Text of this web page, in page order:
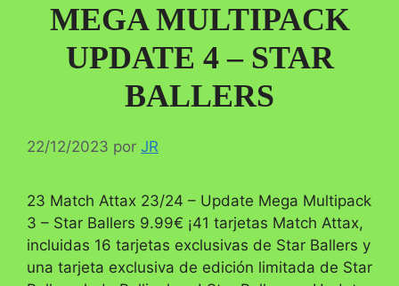
MEGA MULTIPACK
UPDATE 4 – STAR
BALLERS
22/12/2023 por JR
23 Match Attax 23/24 – Update Mega Multipack
3 – Star Ballers 9.99€ ¡41 tarjetas Match Attax,
incluidas 16 tarjetas exclusivas de Star Ballers y
una tarjeta exclusiva de edición limitada de Star